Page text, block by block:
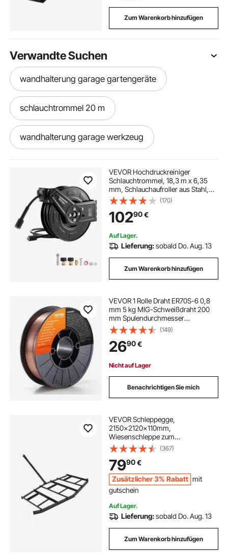
Zum Warenkorb hinzufügen
Verwandte Suchen
wandhalterung garage gartengeräte
schlauchtrommel 20 m
wandhalterung garage werkzeug
garagen wandhalterung werkzeug
schlauchtrommel 20 m
wandhalterung werkstatt
VEVOR Hochdruckreiniger
Schlauchtrommel, 18,3 m x 6,35
mm, Schlauchaufroller aus Stahl,
max. 275 bar, automatisches
Aufrollen, flexible
Wand-/Bodenmontage für
Autowäsche, Garten,
Bodenreinigung
(170)
10290€
Auf Lager.
Lieferung:sobald Do. Aug. 13
Zum Warenkorb hinzufügen
VEVOR 1 Rolle Draht ER70S-6 0,8
mm 5 kg MIG-Schweißdraht 200
mm Spulendurchmesser
Schweißdrahtrolle 490–670 Mpa
Zugfestigkeit Ideal zum Schweißen
von Kohlenstoffstahl
(149)
2690€
Nicht auf Lager
Benachrichtigen Sie mich
VEVOR Schleppegge,
2150x2120x110mm,
Wiesenschleppe zum
Hinterherziehen, Q235 Stahl-
Einfahrtsplaniergerät mit
verstellbaren Stangen &
Bolzenkupplung, Traktor-
Einfahrtsegge für
Geländefahrzeuge, UTVs
(367)
7990€
Zusätzlicher 3% Rabatt mit
gutschein
Auf Lager.
Lieferung:sobald Do. Aug. 13
Zum Warenkorb hinzufügen